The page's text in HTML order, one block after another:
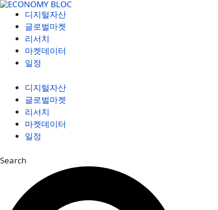
컨
디지털자산
글로벌마켓
리서치
마켓데이터
일정
디지털자산
글로벌마켓
리서치
마켓데이터
일정
Search